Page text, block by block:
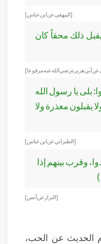
[ البيهقي عن ابن عباس ]
ذلك محقاً كان
أبي هريرة رضي الله عنه مرفوعا]
بلى يا رسول الله
يقبلون معذرة ولا
[الطبراني عن ابن عباس]
وقرب بينهم إذا
[البزار عن أنس]
الحديث عن الحب،